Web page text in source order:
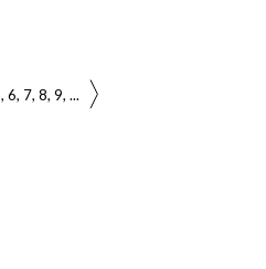
6 7 8 9 ...